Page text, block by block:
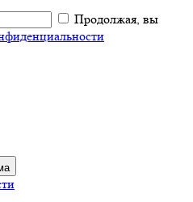
Продолжая, вы